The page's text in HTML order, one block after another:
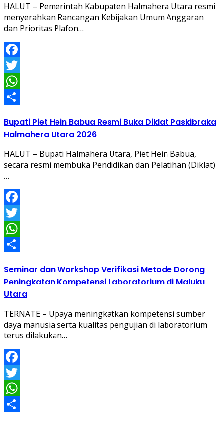
HALUT – Pemerintah Kabupaten Halmahera Utara resmi
menyerahkan Rancangan Kebijakan Umum Anggaran
dan Prioritas Plafon…
Facebook
Twitter
WhatsApp
Bupati Piet Hein Babua Resmi Buka Diklat Paskibraka
Halmahera Utara 2026
HALUT – Bupati Halmahera Utara, Piet Hein Babua,
secara resmi membuka Pendidikan dan Pelatihan (Diklat)
…
Facebook
Twitter
WhatsApp
Seminar dan Workshop Verifikasi Metode Dorong
Peningkatan Kompetensi Laboratorium di Maluku
Utara
TERNATE – Upaya meningkatkan kompetensi sumber
daya manusia serta kualitas pengujian di laboratorium
terus dilakukan…
Facebook
Twitter
WhatsApp